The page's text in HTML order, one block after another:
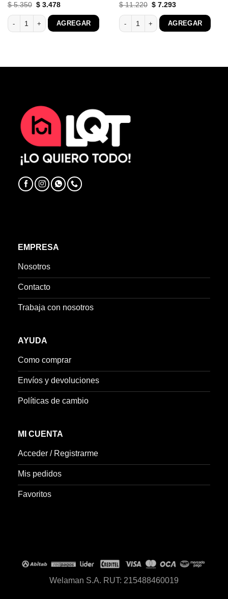
$5.350 El
original
era:
$ 5.350.
$3.478El
es:
$ 3.478.
Ropero Placard Modular 1 Puerta Con Estantes 100% Mdp cantidad
AGREGAR
$11.220 El
original
era:
$ 11.220.
$7.293El
es:
$ 7.293.
Ropero Placard 3 Puertas
AGREGAR
cantidad
EMPRESA
Nosotros
Contacto
Trabaja con nosotros
AYUDA
Como comprar
Envíos y devoluciones
Políticas de cambio
MI CUENTA
Acceder / Registrarme
Mis pedidos
Favoritos
Welaman S.A. RUT: 215488460019